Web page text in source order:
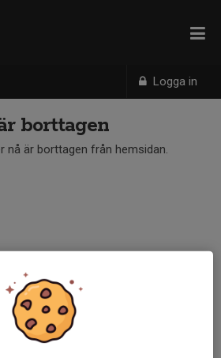
Logga in
borttagen
nå är borttagen från hemsidan.